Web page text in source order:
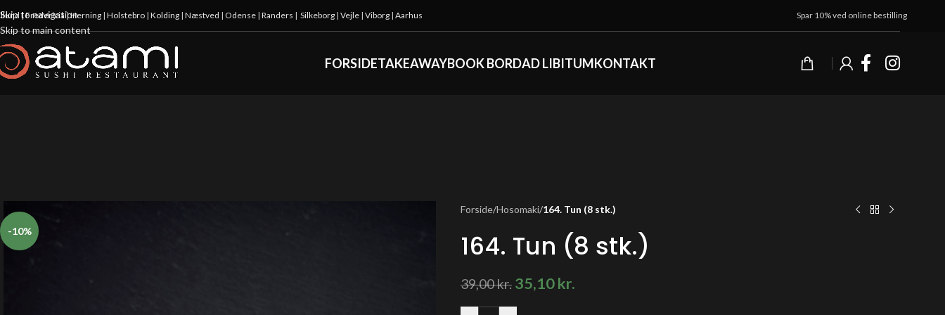
Skip to navigation
Skip to main content
|Fredericia|Herning | Holstebro | Kolding | Næstved | Odense | Randers | Silkeborg | Vejle | Viborg | Aarhus Spar 10% ved online bestilling
FORSIDETAKEAWAYBOOK BORDAD LIBITUMKONTAKT
-10%
Forside/Hosomaki/164. Tun (8 stk.)
164. Tun (8 stk.)
39,00kr. 35,10kr.